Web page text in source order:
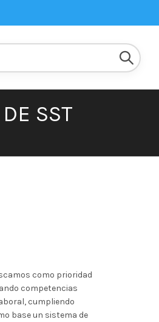
SST
como prioridad
competencias
cumpliendo
base un sistema de